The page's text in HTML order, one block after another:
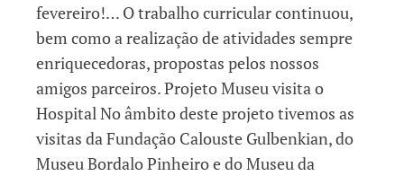
fevereiro!… O trabalho curricular continuou,
bem como a realização de atividades sempre
enriquecedoras, propostas pelos nossos
amigos parceiros. Projeto Museu visita o
Hospital No âmbito deste projeto tivemos as
visitas da Fundação Calouste Gulbenkian, do
Museu Bordalo Pinheiro e do Museu da